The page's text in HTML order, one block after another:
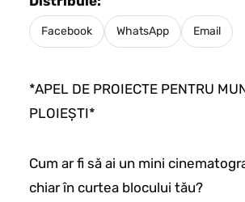
Facebook WhatsApp Email
*APEL DE PROIECTE PENTRU
PLOIEȘTI*
Cum ar fi să ai un mini
chiar în curtea blocului tău?